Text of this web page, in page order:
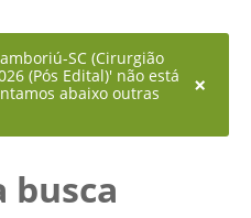
SC (Cirurgião
(Pós Edital)' não está
abaixo outras
×
busca